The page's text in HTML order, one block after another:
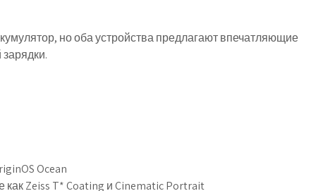
но оба устройства предлагают впечатляющие
Ocean
Zeiss T* Coating и Cinematic Portrait